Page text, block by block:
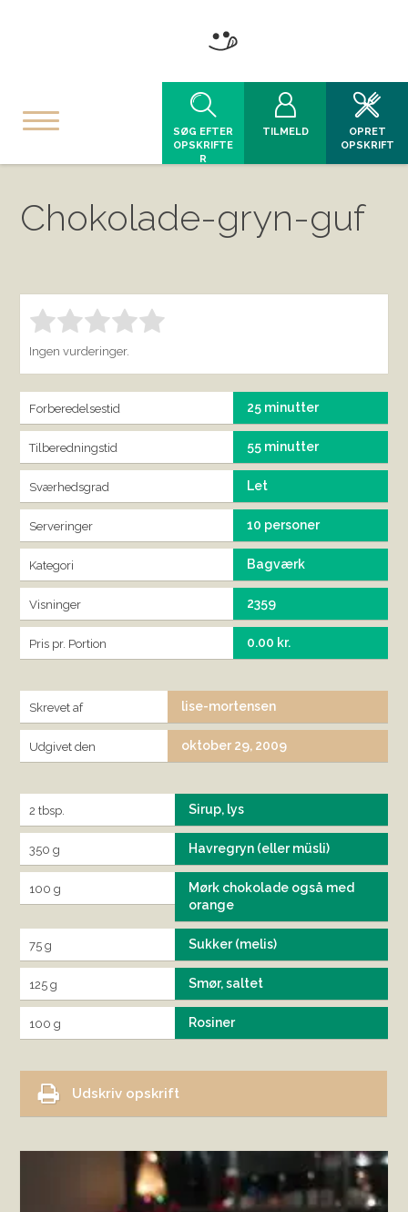
SØG EFTER
OPSKRIFTE
R
TILMELD
OPRET
OPSKRIFT
Chokolade-gryn-guf
Bedøm denne vare: 1.00
Ingen vurderinger.
Forberedelsestid 25 minutter
Tilberedningstid 55 minutter
Sværhedsgrad Let
Serveringer 10 personer
Kategori Bagværk
Visninger 2359
Pris pr. Portion 0.00 kr.
Skrevet af lise-mortensen
Udgivet den oktober 29, 2009
2 tbsp. Sirup, lys
350 g Havregryn (eller müsli)
100 g
Mørk chokolade også med
orange
75 g Sukker (melis)
125 g Smør, saltet
100 g Rosiner
Udskriv opskrift